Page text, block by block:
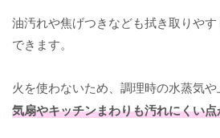
油汚れや焦げつきなども拭き取りや
できます。
火を使わないため、調理時の水蒸気や
気扇やキッチンまわりも汚れにくい点